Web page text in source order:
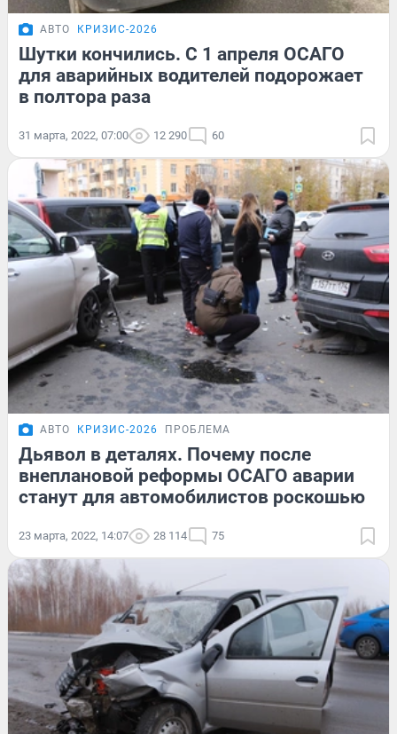
АВТО КРИЗИС-2026
Шутки кончились. С 1 апреля ОСАГО
для аварийных водителей подорожает
в полтора раза
31 марта, 2022, 07:00 12 290 60
АВТО КРИЗИС-2026 ПРОБЛЕМА
Дьявол в деталях. Почему после
внеплановой реформы ОСАГО аварии
станут для автомобилистов роскошью
23 марта, 2022, 14:07 28 114 75